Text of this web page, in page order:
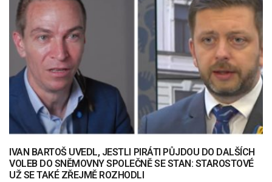
IVAN BARTOŠ UVEDL, JESTLI PIRÁTI PŮJDOU DO DALŠÍCH
VOLEB DO SNĚMOVNY SPOLEČNĚ SE STAN: STAROSTOVÉ
UŽ SE TAKÉ ZŘEJMĚ ROZHODLI